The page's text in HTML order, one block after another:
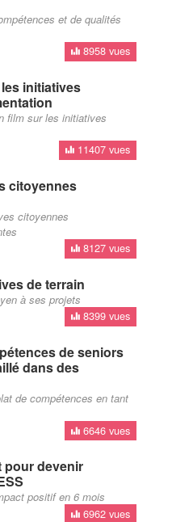
et de qualités
8958 vues
initiatives
film sur les initiatives
11407 vues
citoyennes
citoyennes
8127 vues
de terrain
à ses projets
8399 vues
de seniors
dans des
de compétences en tant
6646 vues
pour devenir
positif en 6 mois
6962 vues